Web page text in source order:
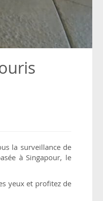
la surveillance de
à Singapour, le
yeux et profitez de